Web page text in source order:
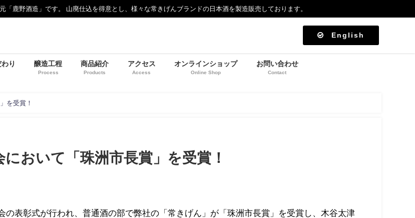
鹿野酒造」です。 山廃仕込を得意とし、様々な常きげんブランドの日本酒を製造販売しております。
English
り 醸造工程
Process
商品紹介
Products
アクセス
Access
オンラインショップ
Online Shop
お問い合わせ
Contact
を受賞！
おいて「珠洲市長賞」を受賞！
の表彰式が行われ、普通酒の部で弊社の「常きげん」が「珠洲市長賞」を受賞し、木谷太津